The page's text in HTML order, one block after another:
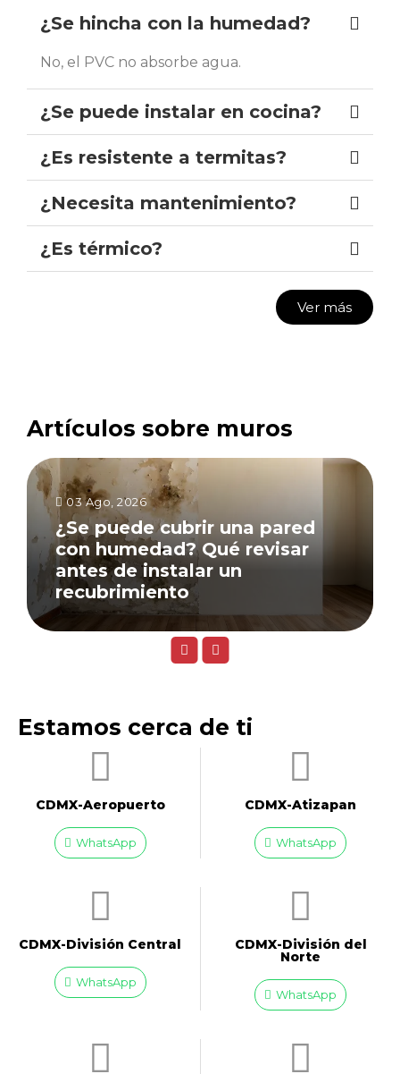
¿Se hincha con la humedad?
No, el PVC no absorbe agua.
¿Se puede instalar en cocina?
¿Es resistente a termitas?
¿Necesita mantenimiento?
¿Es térmico?
Ver más
Artículos sobre muros
03 Ago, 2026
¿Se puede cubrir una pared
con humedad? Qué revisar
antes de instalar un
recubrimiento
Estamos cerca de ti
CDMX-Aeropuerto​
WhatsApp
CDMX-Atizapan
WhatsApp
CDMX-División Central
WhatsApp
CDMX-División del
Norte
WhatsApp